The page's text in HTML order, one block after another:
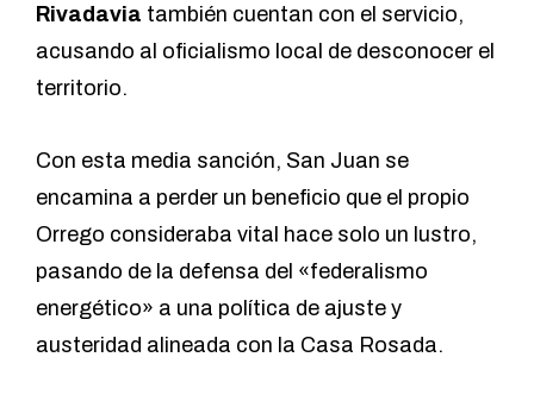
Rivadavia también cuentan con el servicio,
acusando al oficialismo local de desconocer el
territorio.
Con esta media sanción, San Juan se
encamina a perder un beneficio que el propio
Orrego consideraba vital hace solo un lustro,
pasando de la defensa del «federalismo
energético» a una política de ajuste y
austeridad alineada con la Casa Rosada.